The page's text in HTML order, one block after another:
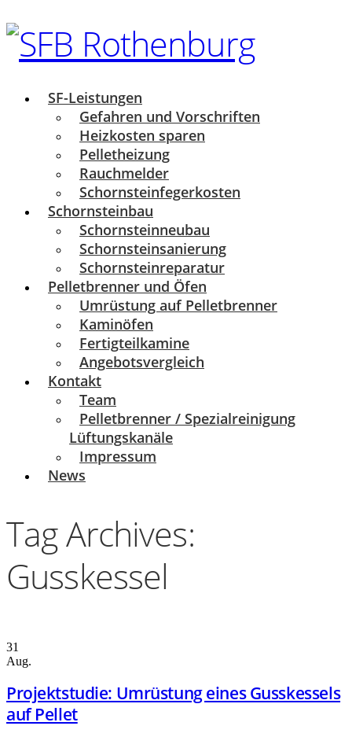
SF-Leistungen
Gefahren und Vorschriften
Heizkosten sparen
Pelletheizung
Rauchmelder
Schornsteinfegerkosten
Schornsteinbau
Schornsteinneubau
Schornsteinsanierung
Schornsteinreparatur
Pelletbrenner und Öfen
Umrüstung auf Pelletbrenner
Kaminöfen
Fertigteilkamine
Angebotsvergleich
Kontakt
Team
Pelletbrenner / Spezialreinigung
Lüftungskanäle
Impressum
News
Tag Archives:
Gusskessel
31
Aug.
Projektstudie: Umrüstung eines Gusskessels
auf Pellet